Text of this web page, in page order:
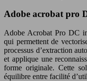
Adobe acrobat pro
Adobe Acrobat Pro DC
qui permettent de
processus d’extraction
et applique une
forme originale. Cette
équilibre entre facilité